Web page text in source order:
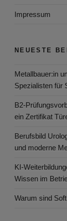
Impressum
NEUESTE
Metallbauer:in
Spezialisten für
B2-
ein Zertifikat
Berufsbild
und moderne
KI-
Wissen im
Warum sind